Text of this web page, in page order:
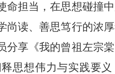
担当，在思想碰撞中
读、善思笃行的浓
分享《我的曾祖左宗
思想伟力与实践要